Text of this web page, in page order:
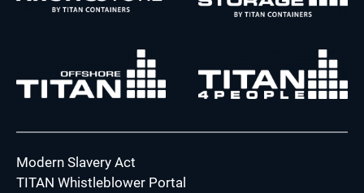
Modern Slavery Act
TITAN Whistleblower Portal